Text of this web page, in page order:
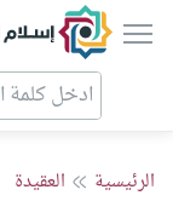
الرئيسية العقيدة